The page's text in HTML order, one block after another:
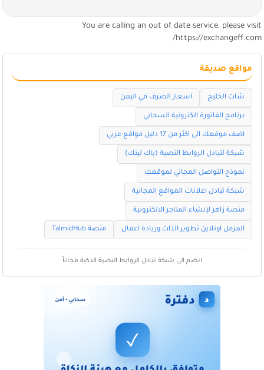
You are calling an out of date service, please visit
https://exchangeff.com/
مواقع صديقة
شات الخليج اسعار الصرف في اليمن
برنامج الفاتورة الكترونية السحابي
اضف موقعك الى اكثر من 17 دليل مواقع عربي
شبكة لتبادل الروابط النصية (باك لينك)
نموذج التواصل المجاني لموقعك
شبكة تبادل اعلانات المواقع المجانية
منصة زاهر لإنشاء المتاجر الالكترونية
المزمل اونلاين تطوير الذات وريادة اعمال منصة TalmidHub
انضم الى شبكة تبادل الروابط النصية الذكية مجاناً